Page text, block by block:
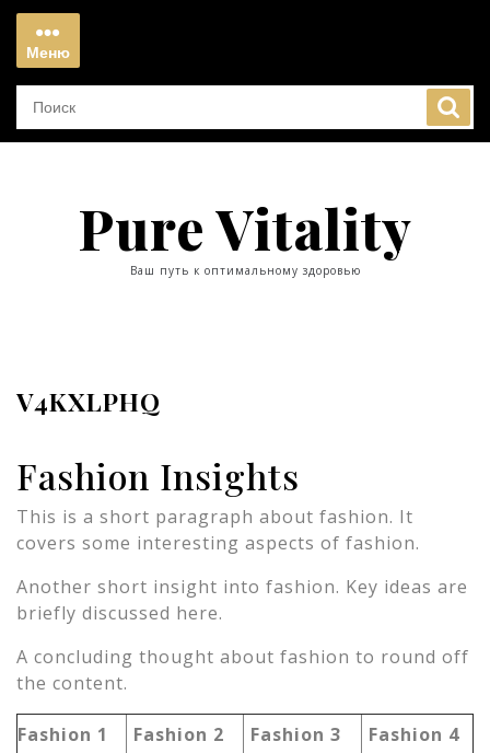
Перейти
содержимому
Меню
Меню
Pure Vitality
Ваш путь к оптимальному здоровью
V4KXLPHQ
Fashion Insights
This is a short paragraph about fashion. It
covers some interesting aspects of fashion.
Another short insight into fashion. Key ideas are
briefly discussed here.
A concluding thought about fashion to round off
the content.
Fashion 1 Fashion 2 Fashion 3
Fashion 4